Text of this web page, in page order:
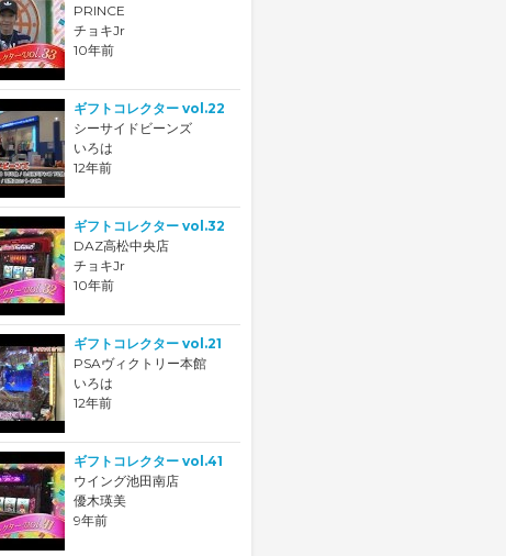
PRINCE
チョキJr
10年前
ギフトコレクター vol.22
シーサイドビーンズ
いろは
12年前
ギフトコレクター vol.32
DAZ高松中央店
チョキJr
10年前
ギフトコレクター vol.21
PSAヴィクトリー本館
いろは
12年前
ギフトコレクター vol.41
ウイング池田南店
優木瑛美
9年前